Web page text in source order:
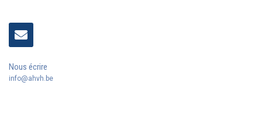
Nous écrire
info@ahvh.be